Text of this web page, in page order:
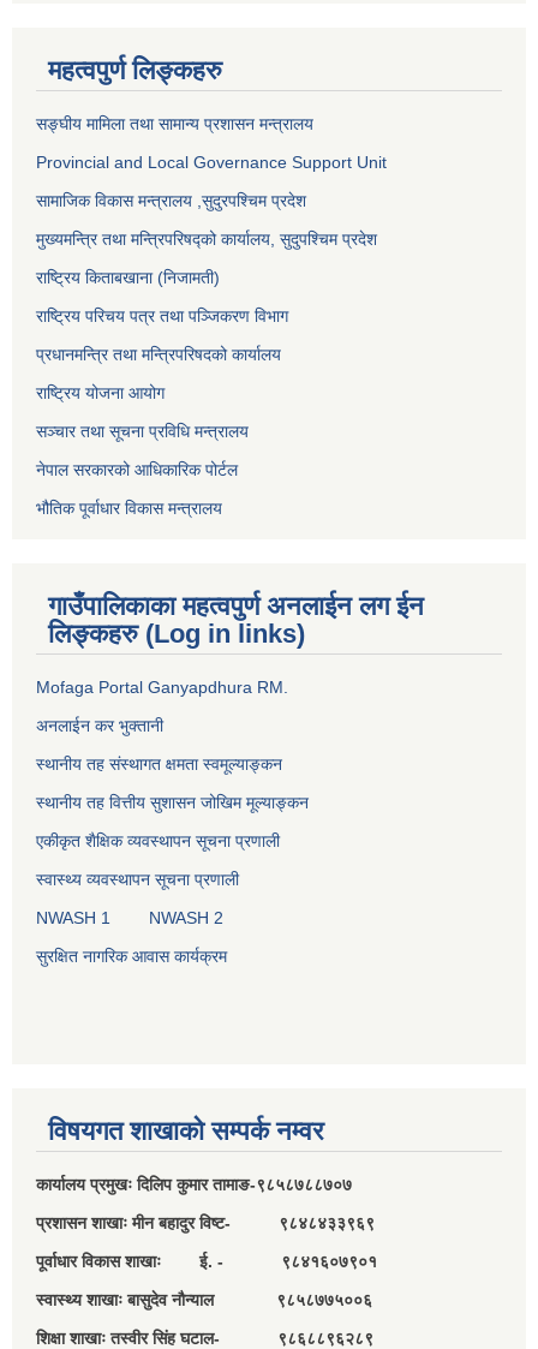
महत्वपुर्ण लिङ्कहरु
सङ्‍घीय मामिला तथा सामान्य प्रशासन मन्त्रालय
Provincial and Local Governance Support Unit
सामाजिक विकास मन्त्रालय ,सुदुरपश्चिम प्रदेश
मुख्यमन्त्रि तथा मन्त्रिपरिषद्को कार्यालय, सुदुपश्चिम प्रदेश
राष्ट्रिय किताबखाना (निजामती)
राष्ट्रिय परिचय पत्र तथा पञ्जिकरण विभाग
प्रधानमन्त्रि तथा मन्त्रिपरिषदको कार्यालय
राष्ट्रिय योजना आयोग
सञ्‍चार तथा सूचना प्रविधि मन्त्रालय
नेपाल सरकारको आधिकारिक पोर्टल
भौतिक पूर्वाधार विकास मन्त्रालय
गाउँपालिकाका महत्वपुर्ण अनलाईन लग ईन
लिङ्कहरु (Log in links)
Mofaga Portal Ganyapdhura RM.
अनलाईन कर भुक्तानी
स्थानीय तह संस्थागत क्षमता स्वमूल्याङ्कन
स्थानीय तह वित्तीय सुशासन जोखिम मूल्याङ्कन
एकीकृत शैक्षिक व्यवस्थापन सूचना प्रणाली
स्वास्थ्य व्यवस्थापन सूचना प्रणाली
NWASH 1
NWASH 2
सुरक्षित नागरिक आवास कार्यक्रम
विषयगत शाखाको सम्पर्क नम्वर
कार्यालय प्रमुखः दिलिप कुमार तामाङ-९८५८७८८७०७
प्रशासन शाखाः मीन बहादुर विष्ट- ९८४८४३३९६९
पूर्वाधार विकास शाखाः ई. - ९८४१६०७९०१
स्वास्थ्य शाखाः बासुदेव नौन्याल ९८५८७७५००६
शिक्षा शाखाः तस्वीर सिंह घटाल- ९८६८८९६२८९